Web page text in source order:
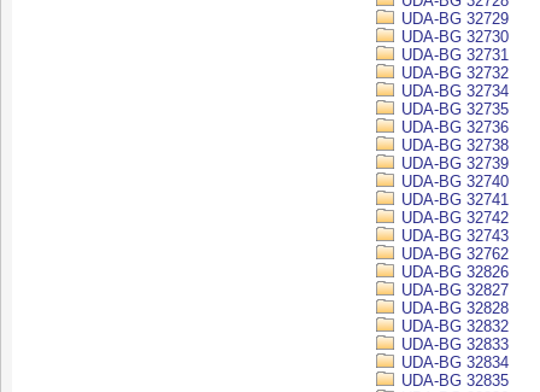
UDA-BG 32729
UDA-BG 32730
UDA-BG 32731
UDA-BG 32732
UDA-BG 32734
UDA-BG 32735
UDA-BG 32736
UDA-BG 32738
UDA-BG 32739
UDA-BG 32740
UDA-BG 32741
UDA-BG 32742
UDA-BG 32743
UDA-BG 32762
UDA-BG 32826
UDA-BG 32827
UDA-BG 32828
UDA-BG 32832
UDA-BG 32833
UDA-BG 32834
UDA-BG 32835